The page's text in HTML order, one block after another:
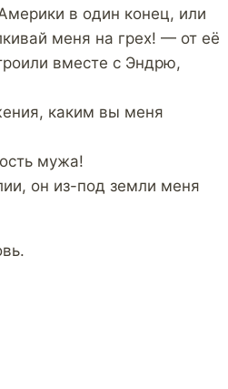
в один конец, или
меня на грех! — от её
вместе с Эндрю,
каким вы меня
мужа!
он из-под земли меня